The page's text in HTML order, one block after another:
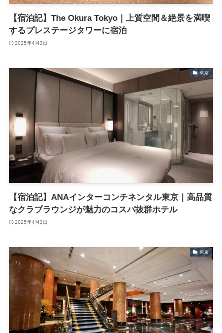
【宿泊記】The Okura Tokyo｜上質空間＆絶景を満喫
するプレステージタワーに宿泊
2025年4月3日
東京
【宿泊記】ANAインターコンチネンタル東京｜高品質
なクラブラウンジが魅力のコスパ抜群ホテル
2025年4月3日
東京